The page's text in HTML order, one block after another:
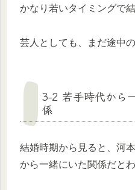
かなり若いタイミングで
芸人としても、まだ途中
3-2 若手時代から
係
結婚時期から見ると、河
から一緒にいた関係だとわ